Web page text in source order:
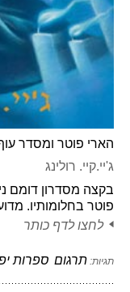
הארי פוטר ומסדר
ג'יי.קיי. רולינג
בקצה מסדרון דומם
פוטר בחלומותיו.
לחצו לדף כותר
תגיות: תרגום ספרות